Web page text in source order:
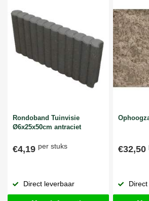
Rondoband Tuinvisie
Ø6x25x50cm antraciet
€4,19 per stuks
Direct leverbaar
€32,50